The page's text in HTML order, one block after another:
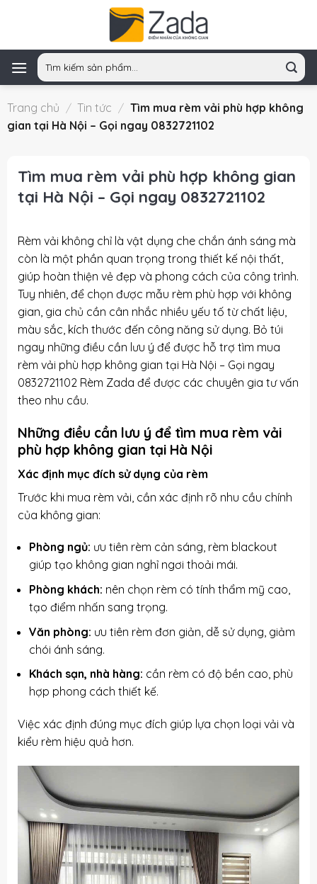
Tìm
kiếm:
Trang chủ / Tin tức / Tìm mua rèm vải phù hợp không
gian tại Hà Nội – Gọi ngay 0832721102
Tìm mua rèm vải phù hợp không gian
tại Hà Nội – Gọi ngay 0832721102
Rèm vải không chỉ là vật dụng che chắn ánh sáng mà
còn là một phần quan trọng trong thiết kế nội thất,
giúp hoàn thiện vẻ đẹp và phong cách của công trình.
Tuy nhiên, để chọn được mẫu rèm phù hợp với không
gian, gia chủ cần cân nhắc nhiều yếu tố từ chất liệu,
màu sắc, kích thước đến công năng sử dụng. Bỏ túi
ngay những điều cần lưu ý để được hỗ trợ tìm mua
rèm vải phù hợp không gian tại Hà Nội – Gọi ngay
0832721102 Rèm Zada để được các chuyên gia tư vấn
theo nhu cầu.
Những điều cần lưu ý để tìm mua rèm vải
phù hợp không gian tại Hà Nội
Xác định mục đích sử dụng của rèm
Trước khi mua rèm vải, cần xác định rõ nhu cầu chính
của không gian:
Phòng ngủ: ưu tiên rèm cản sáng, rèm blackout
giúp tạo không gian nghỉ ngơi thoải mái.
Phòng khách: nên chọn rèm có tính thẩm mỹ cao,
tạo điểm nhấn sang trọng.
Văn phòng: ưu tiên rèm đơn giản, dễ sử dụng, giảm
chói ánh sáng.
Khách sạn, nhà hàng: cần rèm có độ bền cao, phù
hợp phong cách thiết kế.
Việc xác định đúng mục đích giúp lựa chọn loại vải và
kiểu rèm hiệu quả hơn.